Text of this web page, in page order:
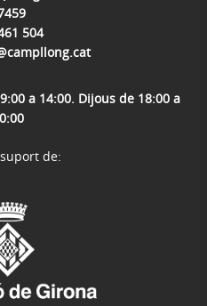
504
a 14:00. Dijous de 18:00 a
de: